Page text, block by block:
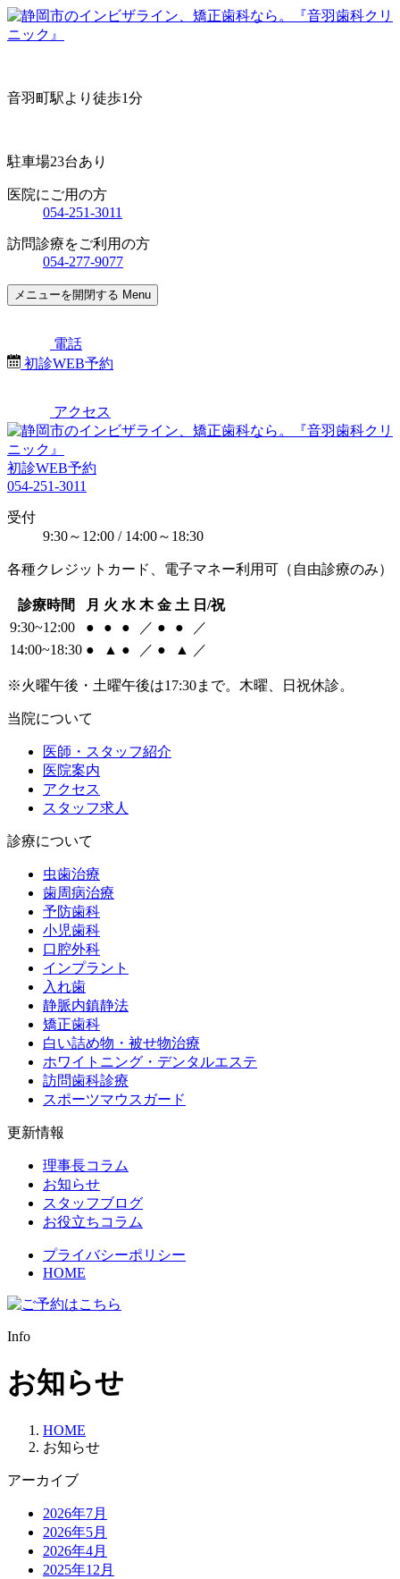
音羽町駅より徒歩1分
駐車場23台あり
医院にご用の方
054-251-3011
訪問診療をご利用の方
054-277-9077
メニューを開閉する Menu
電話
初診WEB予約
アクセス
初診WEB予約
054-251-3011
受付
9:30～12:00 / 14:00～18:30
各種クレジットカード、電子マネー利用可（自由診療のみ）
診療時間 月 火 水 木 金 土 日/祝
9:30~12:00
● ● ● ／ ● ●
／
14:00~18:30 ● ▲ ● ／ ● ▲ ／
※火曜午後・土曜午後は17:30まで。木曜、日祝休診。
当院について
医師・スタッフ紹介
医院案内
アクセス
スタッフ求人
診療について
虫歯治療
歯周病治療
予防歯科
小児歯科
口腔外科
インプラント
入れ歯
静脈内鎮静法
矯正歯科
白い詰め物・被せ物治療
ホワイトニング・デンタルエステ
訪問歯科診療
スポーツマウスガード
更新情報
理事長コラム
お知らせ
スタッフブログ
お役立ちコラム
プライバシーポリシー
HOME
Info
お知らせ
HOME
お知らせ
アーカイブ
2026年7月
2026年5月
2026年4月
2025年12月